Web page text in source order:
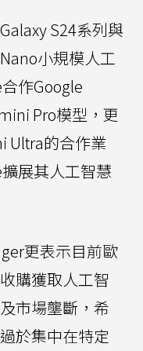
S24系列與
Nano小規模人工
作Google
Pro模型，更
Ultra的合作業
展其人工智慧
更表示目前歐
購獲取人工智
市場壟斷，希
於集中在特定